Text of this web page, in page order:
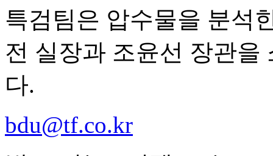
특검팀은 압수물을 분석
전 실장과 조윤선 장관을
다.
bdu@tf.co.kr